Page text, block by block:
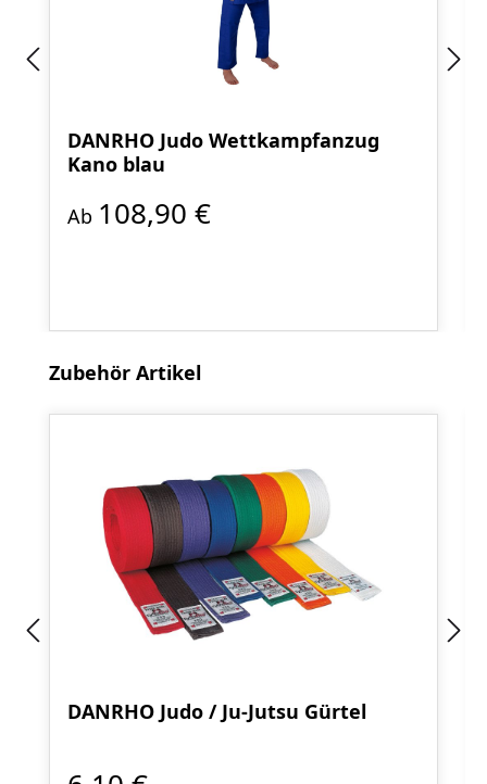
DANRHO Judo Wettkampfanzug
Kano blau
Ab 108,90 €
Produktgalerie überspringen
Zubehör Artikel
DANRHO Judo / Ju-Jutsu Gürtel